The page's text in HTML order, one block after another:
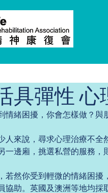
具彈性
情緒困擾，你會怎樣做？與
人來說，尋求心理治療不全
一邊廂，挑選私營的服務，
若然你受到輕微的情緒困擾
協助。英國及澳洲等地均採